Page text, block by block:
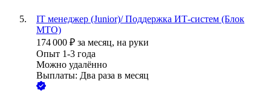
IT менеджер (Junior)/ Поддержка ИТ-систем (Блок
МТО)
174 000 ₽ за месяц, на руки
Опыт 1-3 года
Можно удалённо
Выплаты: Два раза в месяц